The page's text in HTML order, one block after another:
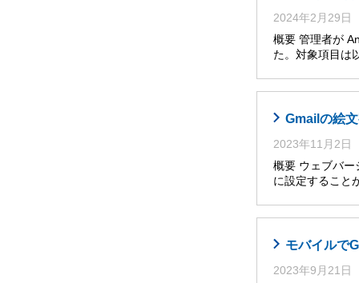
2024年2月29日
概要 管理者が
た。対象項目は
Gmailの絵
2023年11月2日
概要 ウェブバー
に設定すること
モバイルで
2023年9月21日